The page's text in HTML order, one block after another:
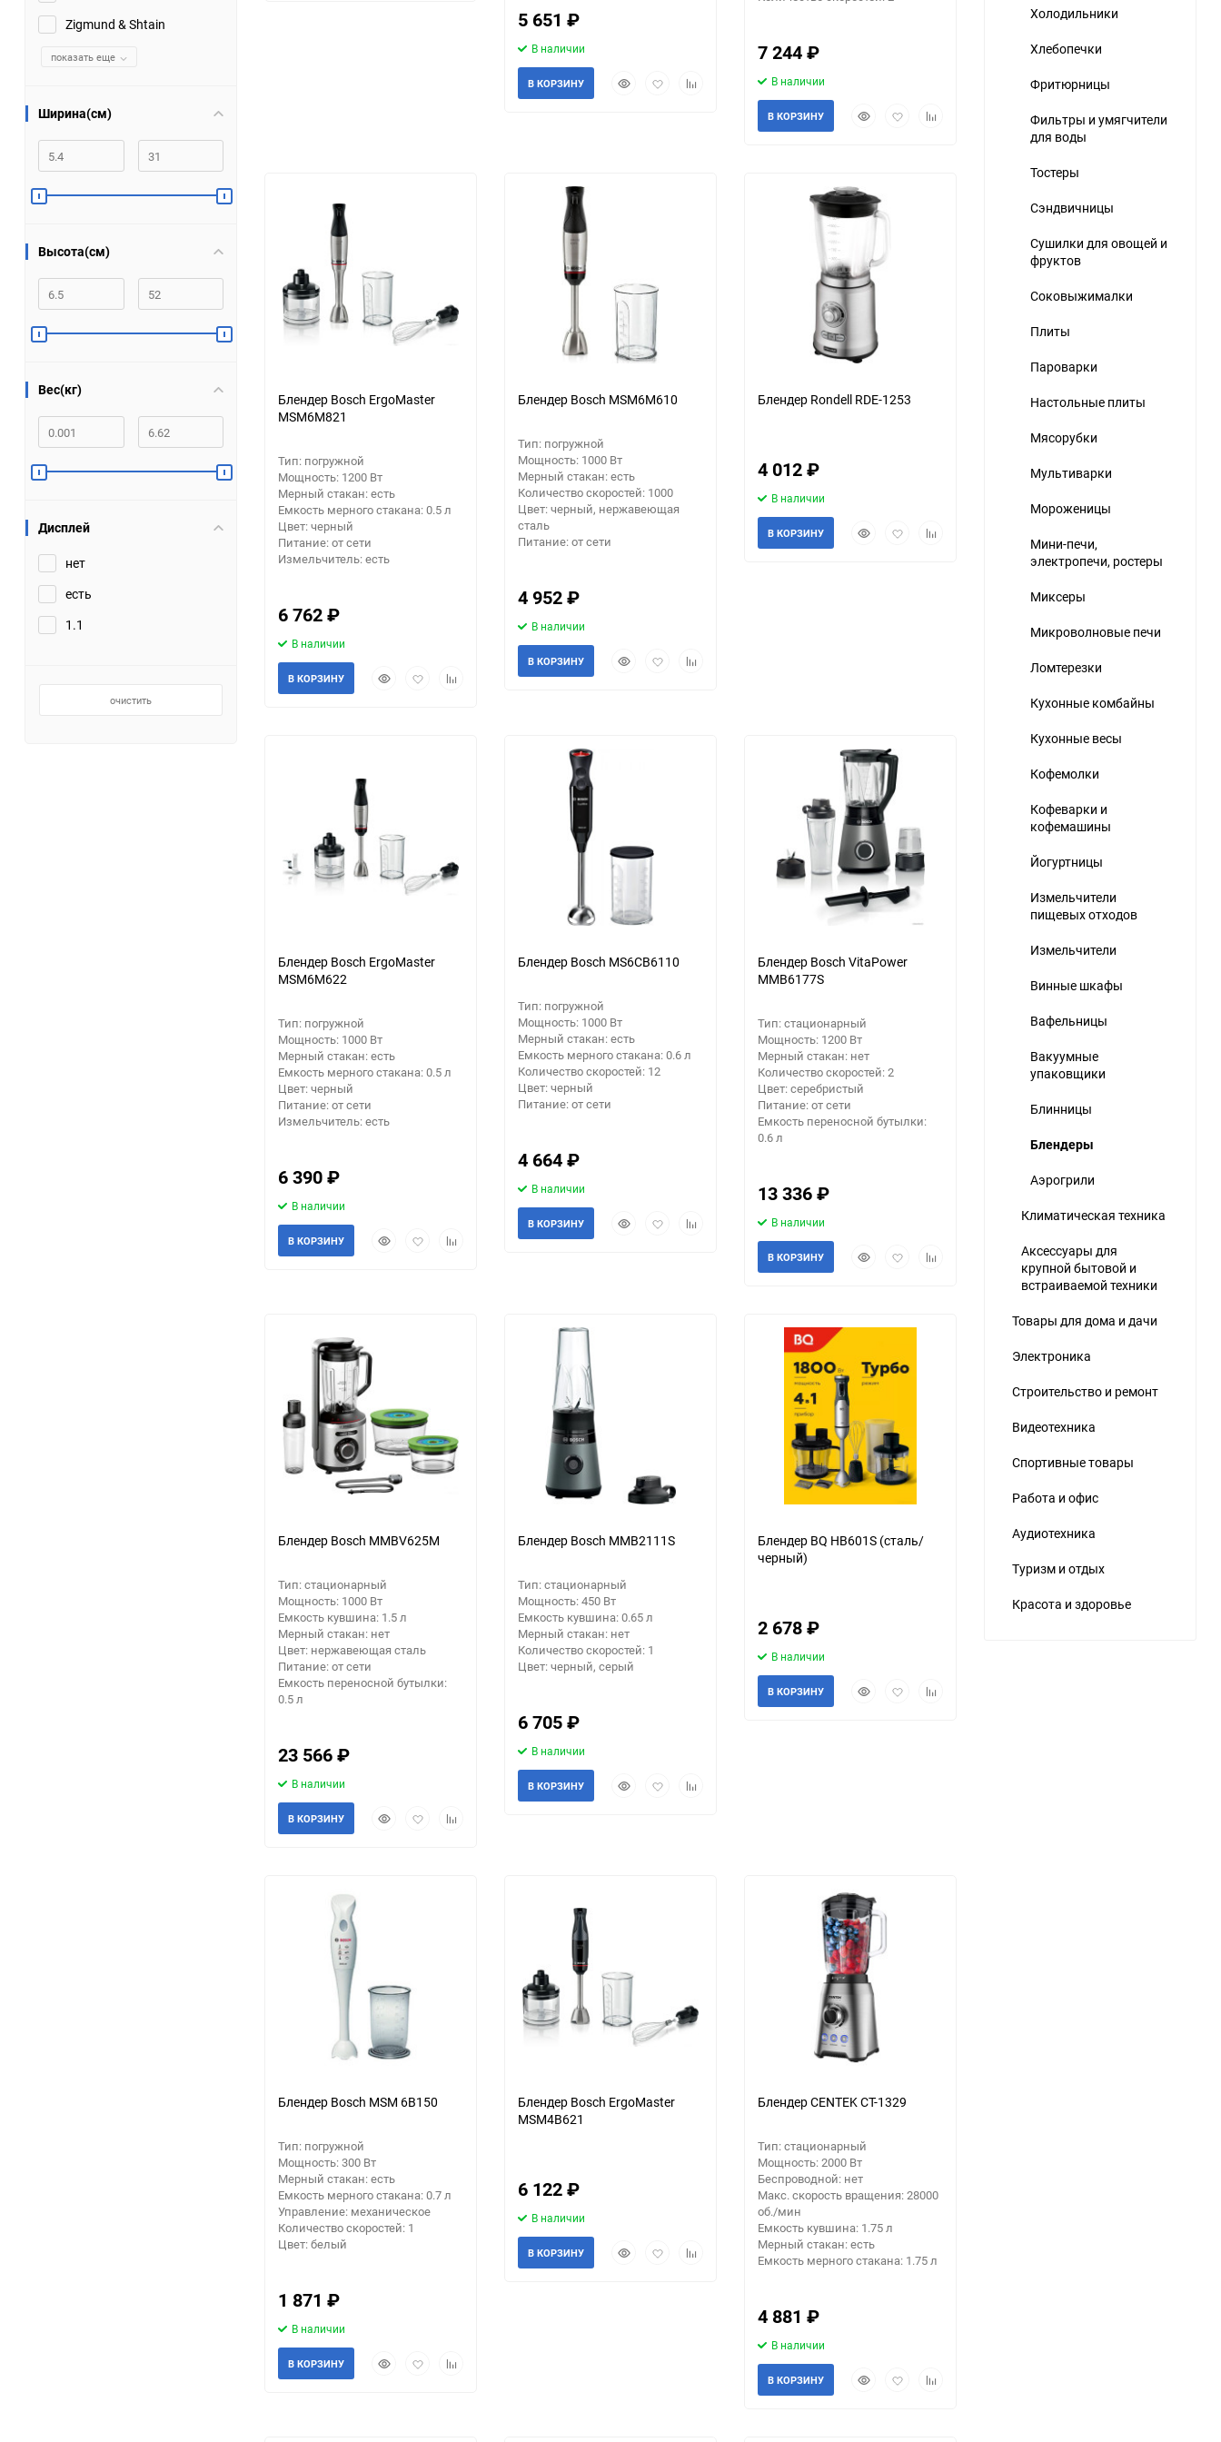
Помпы
Плитка
Насосы бытовые
Климатическая техника
инструмент
Измерительное
оборудование
Заточные станки (точила)
Грузоподъемное
Гидроаккумуляторы и
Вибротехника
Zigmund & Shtain
показать еще
Ширина(см)
Высота(см)
Вес(кг)
Дисплей
нет
есть
1.1
очистить
5 651 ₽
В наличии
БыстрыйДобавитьДобавить
В КОРЗИНУ
7 244₽
В наличии
БыстрыйДобавитьДобавить
В КОРЗИНУ
Блендер Bosch ErgoMaster
MSM6M821
Тип: погружной
Мощность: 1200 Вт
Мерный стакан: есть
Емкость мерного стакана: 0.5 л
Цвет: черный
Питание: от сети
Измельчитель: есть
6 762₽
В наличии
БыстрыйДобавитьДобавить
В КОРЗИНУ
еще 6 фото
Блендер Bosch MSM6M610
Тип: погружной
Мощность: 1000 Вт
Мерный стакан: есть
Количество скоростей: 1000
Цвет: черный, нержавеющая
сталь
Питание: от сети
4 952₽
В наличии
БыстрыйДобавитьДобавить
В КОРЗИНУ
еще 1 фото
Блендер Rondell RDE-1253
4 012₽
В наличии
БыстрыйДобавитьДобавить
В КОРЗИНУ
Блендер Bosch ErgoMaster
MSM6M622
Тип: погружной
Мощность: 1000 Вт
Мерный стакан: есть
Емкость мерного стакана: 0.5 л
Цвет: черный
Питание: от сети
Измельчитель: есть
6 390₽
В наличии
БыстрыйДобавитьДобавить
В КОРЗИНУ
еще 4 фото
Блендер Bosch MS6CB6110
Тип: погружной
Мощность: 1000 Вт
Мерный стакан: есть
Емкость мерного стакана: 0.6 л
Количество скоростей: 12
Цвет: черный
Питание: от сети
4 664₽
В наличии
БыстрыйДобавитьДобавить
В КОРЗИНУ
Блендер Bosch VitaPower
MMB6177S
Тип: стационарный
Мощность: 1200 Вт
Мерный стакан: нет
Количество скоростей: 2
Цвет: серебристый
Питание: от сети
Емкость переносной бутылки:
0.6 л
13 336₽
В наличии
БыстрыйДобавитьДобавить
В КОРЗИНУ
еще 8 фото
Блендер Bosch MMBV625M
Тип: стационарный
Мощность: 1000 Вт
Емкость кувшина: 1.5 л
Мерный стакан: нет
Цвет: нержавеющая сталь
Питание: от сети
Емкость переносной бутылки:
0.5 л
23 566₽
В наличии
БыстрыйДобавитьДобавить
В КОРЗИНУ
еще 21 фото
Блендер Bosch MMB2111S
Тип: стационарный
Мощность: 450 Вт
Емкость кувшина: 0.65 л
Мерный стакан: нет
Количество скоростей: 1
Цвет: черный, серый
6 705₽
В наличии
БыстрыйДобавитьДобавить
В КОРЗИНУ
еще 6 фото
Блендер BQ HB601S (сталь/
черный)
2 678₽
В наличии
БыстрыйДобавитьДобавить
В КОРЗИНУ
еще 3 фото
Блендер Bosch MSM 6B150
Тип: погружной
Мощность: 300 Вт
Мерный стакан: есть
Емкость мерного стакана: 0.7 л
Управление: механическое
Количество скоростей: 1
Цвет: белый
1 871 ₽
В наличии
БыстрыйДобавитьДобавить
В КОРЗИНУ
Блендер Bosch ErgoMaster
MSM4B621
6 122₽
В наличии
БыстрыйДобавитьДобавить
В КОРЗИНУ
Блендер CENTEK CT-1329
Тип: стационарный
Мощность: 2000 Вт
Беспроводной: нет
Макс. скорость вращения: 28000
об./мин
Емкость кувшина: 1.75 л
Мерный стакан: есть
Емкость мерного стакана: 1.75 л
4 881 ₽
В наличии
БыстрыйДобавитьДобавить
В КОРЗИНУ
Холодильники
Хлебопечки
Фритюрницы
Фильтры и умягчители
для воды
Тостеры
Сэндвичницы
Сушилки для овощей и
фруктов
Соковыжималки
Плиты
Пароварки
Настольные плиты
Мясорубки
Мультиварки
Мороженицы
Мини-печи,
электропечи, ростеры
Миксеры
Микроволновые печи
Ломтерезки
Кухонные комбайны
Кухонные весы
Кофемолки
Кофеварки и
кофемашины
Йогуртницы
Измельчители
пищевых отходов
Измельчители
Винные шкафы
Вафельницы
Вакуумные
упаковщики
Блинницы
Блендеры
Аэрогрили
Климатическая техника
Аксессуары для
крупной бытовой и
встраиваемой техники
Товары для дома и дачи
Электроника
Строительство и ремонт
Видеотехника
Спортивные товары
Работа и офис
Аудиотехника
Туризм и отдых
Красота и здоровье